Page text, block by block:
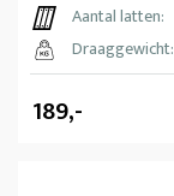
Aantal latten:
Draaggewicht:
189,-